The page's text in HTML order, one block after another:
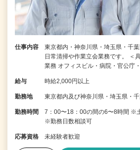
仕事内容
東京都内・神奈川県・埼玉県・千
日常清掃や作業立会業務です。 ＜
業務 オフィスビル・病院・官公庁
給与 時給2,000円以上
勤務地 東京都内及び神奈川県・埼玉県・
勤務時間
7：00〜18：00の間の6〜8時間 ※
※勤務日数相談可
応募資格 未経験者歓迎